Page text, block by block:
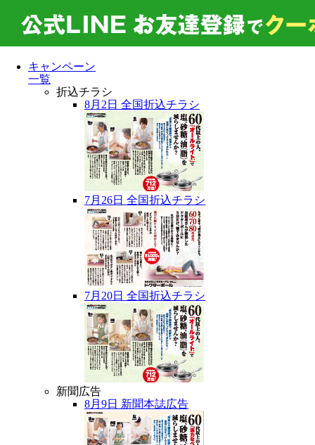
キャンペーン
一覧
折込チラシ
8月2日 全国折込チラシ
7月26日 全国折込チラシ
7月20日 全国折込チラシ
新聞広告
8月9日 新聞本誌広告